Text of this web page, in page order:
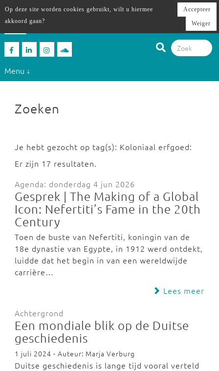
Menu ↓
Zoeken
Je hebt gezocht op tag(s): Koloniaal erfgoed:
Er zijn 17 resultaten.
Agenda: donderdag 4 jun 2026
Gesprek | The Making of a Global
Icon: Nefertiti’s Fame in the 20th
Century
Toen de buste van Nefertiti, koningin van de
18e dynastie van Egypte, in 1912 werd ontdekt,
luidde dat het begin in van een wereldwijde
carrière…
Lees meer
Achtergrond
Een mondiale blik op de Duitse
geschiedenis
1 juli 2024 - Auteur: Marja Verburg
Duitse geschiedenis is lange tijd vooral verteld
Op deze site worden cookies gebruikt, wilt u hiermee
akkoord gaan?
Accepteer
Weiger